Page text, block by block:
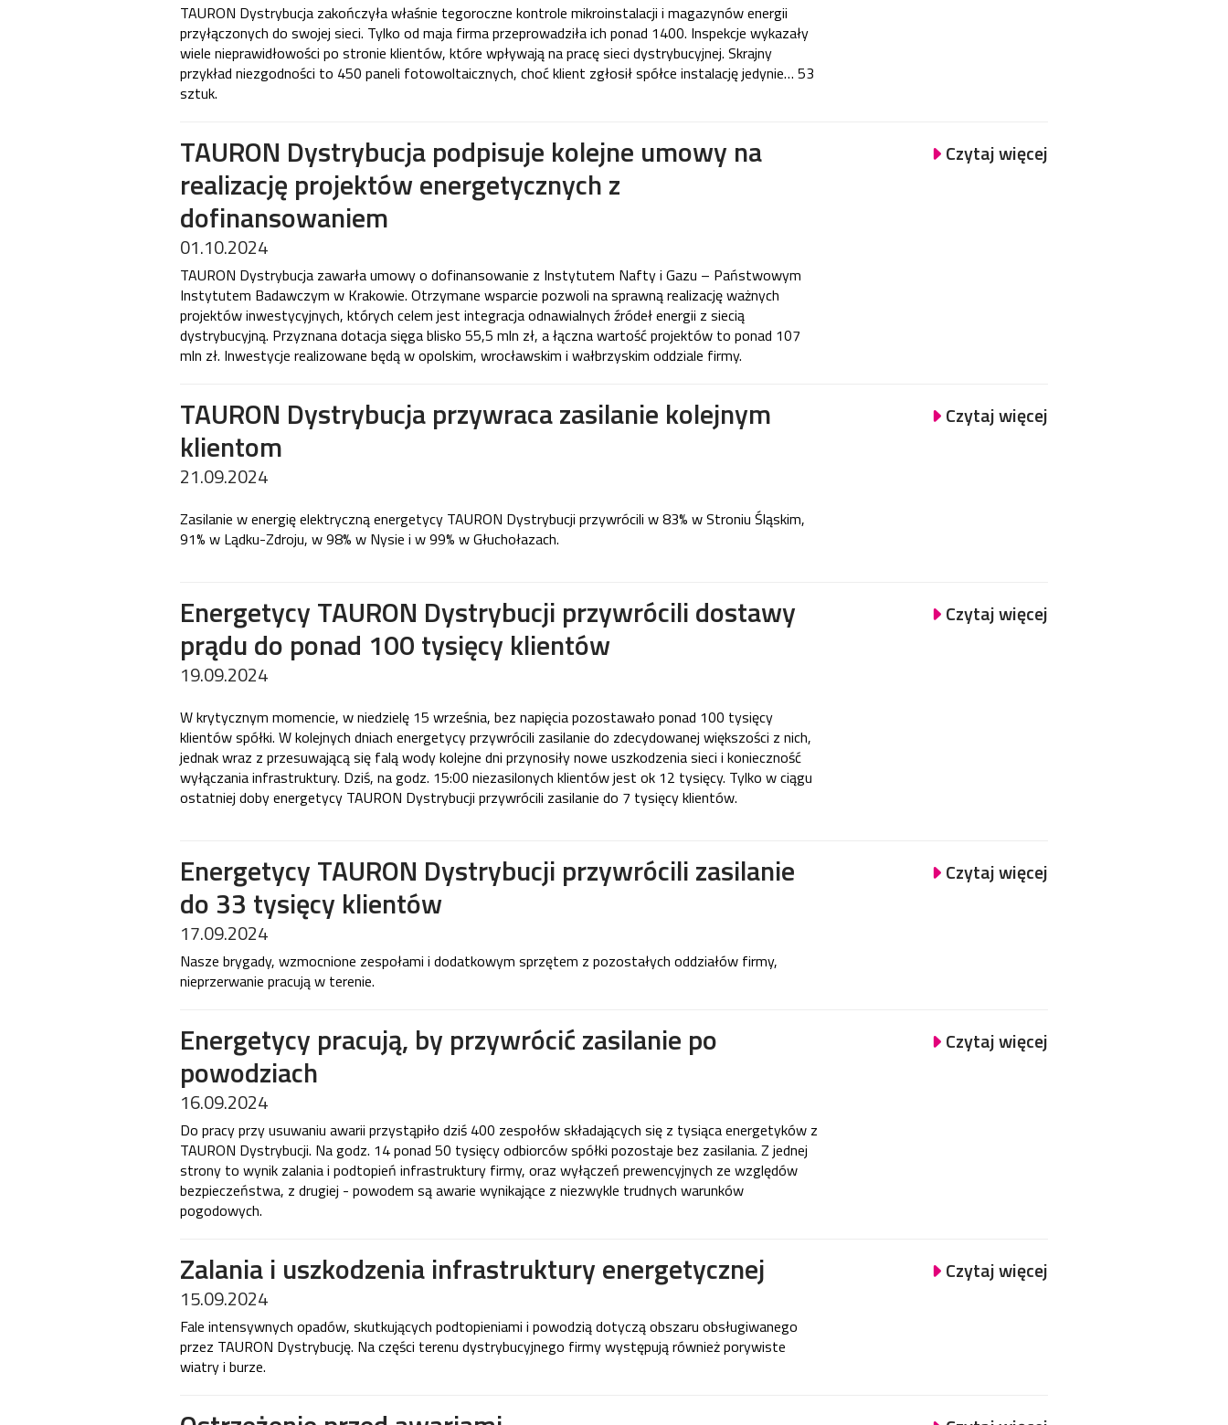
TAURON Dystrybucja zakończyła właśnie tegoroczne kontrole mikroinstalacji i magazynów energii
przyłączonych do swojej sieci. Tylko od maja firma przeprowadziła ich ponad 1400. Inspekcje wykazały
wiele nieprawidłowości po stronie klientów, które wpływają na pracę sieci dystrybucyjnej. Skrajny
przykład niezgodności to 450 paneli fotowoltaicznych, choć klient zgłosił spółce instalację jedynie… 53
sztuk.
TAURON Dystrybucja podpisuje kolejne umowy na
realizację projektów energetycznych z
dofinansowaniem
01.10.2024
TAURON Dystrybucja zawarła umowy o dofinansowanie z Instytutem Nafty i Gazu – Państwowym
Instytutem Badawczym w Krakowie. Otrzymane wsparcie pozwoli na sprawną realizację ważnych
projektów inwestycyjnych, których celem jest integracja odnawialnych źródeł energii z siecią
dystrybucyjną. Przyznana dotacja sięga blisko 55,5 mln zł, a łączna wartość projektów to ponad 107
mln zł. Inwestycje realizowane będą w opolskim, wrocławskim i wałbrzyskim oddziale firmy.
Czytaj więcej
TAURON Dystrybucja przywraca zasilanie kolejnym
klientom
21.09.2024
Zasilanie w energię elektryczną energetycy TAURON Dystrybucji przywrócili w 83% w Stroniu Śląskim,
91% w Lądku-Zdroju, w 98% w Nysie i w 99% w Głuchołazach.
Czytaj więcej
Energetycy TAURON Dystrybucji przywrócili dostawy
prądu do ponad 100 tysięcy klientów
19.09.2024
W krytycznym momencie, w niedzielę 15 września, bez napięcia pozostawało ponad 100 tysięcy
klientów spółki. W kolejnych dniach energetycy przywrócili zasilanie do zdecydowanej większości z nich,
jednak wraz z przesuwającą się falą wody kolejne dni przynosiły nowe uszkodzenia sieci i konieczność
wyłączania infrastruktury. Dziś, na godz. 15:00 niezasilonych klientów jest ok 12 tysięcy. Tylko w ciągu
ostatniej doby energetycy TAURON Dystrybucji przywrócili zasilanie do 7 tysięcy klientów.
Czytaj więcej
Energetycy TAURON Dystrybucji przywrócili zasilanie
do 33 tysięcy klientów
17.09.2024
Nasze brygady, wzmocnione zespołami i dodatkowym sprzętem z pozostałych oddziałów firmy,
nieprzerwanie pracują w terenie.
Czytaj więcej
Energetycy pracują, by przywrócić zasilanie po
powodziach
16.09.2024
Do pracy przy usuwaniu awarii przystąpiło dziś 400 zespołów składających się z tysiąca energetyków z
TAURON Dystrybucji. Na godz. 14 ponad 50 tysięcy odbiorców spółki pozostaje bez zasilania. Z jednej
strony to wynik zalania i podtopień infrastruktury firmy, oraz wyłączeń prewencyjnych ze względów
bezpieczeństwa, z drugiej - powodem są awarie wynikające z niezwykle trudnych warunków
pogodowych.
Czytaj więcej
Zalania i uszkodzenia infrastruktury energetycznej
15.09.2024
Fale intensywnych opadów, skutkujących podtopieniami i powodzią dotyczą obszaru obsługiwanego
przez TAURON Dystrybucję. Na części terenu dystrybucyjnego firmy występują również porywiste
wiatry i burze.
Czytaj więcej